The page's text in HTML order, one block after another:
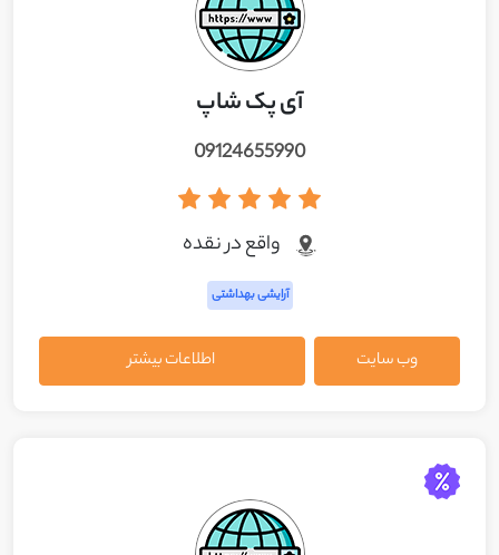
آی پک شاپ
09124655990
واقع در نقده
آرایشی بهداشتی
وب سایت اطلاعات بیشتر